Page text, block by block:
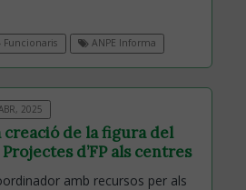
Funcionaris ANPE Informa
2025
creació de la figura del
d’FP als centres
amb recursos per als